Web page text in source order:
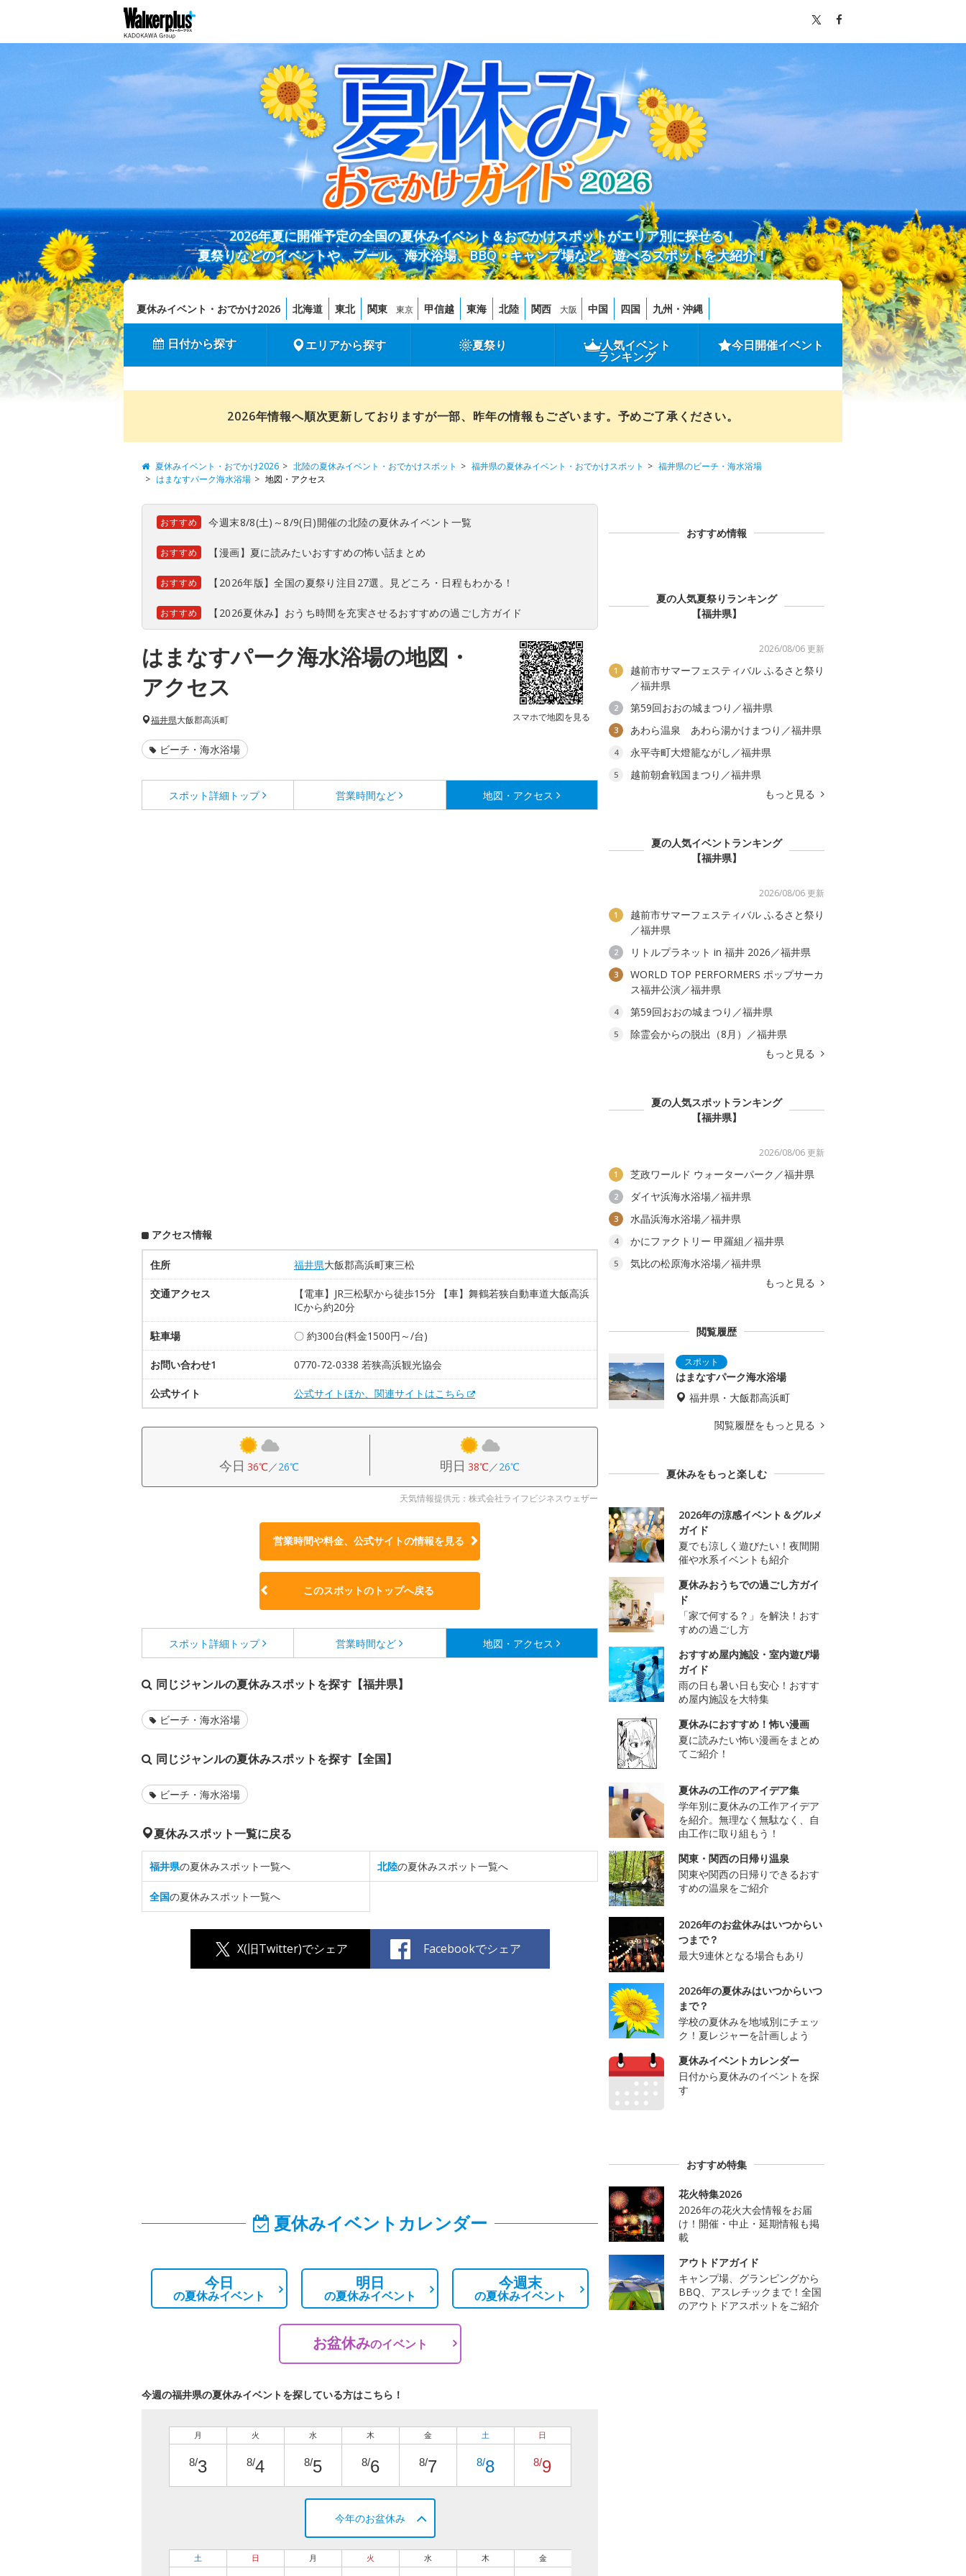
2026年夏に開催予定の全国の夏休みイベント＆おでかけスポットがエリア別に探せる！
夏祭りなどのイベントや、プール、海水浴場、BBQ・キャンプ場など、遊べるスポットを大紹介！
夏休みイベント・おでかけ2026 北海道 東北 関東 東京 甲信越 東海 北陸 関西 大阪 中国 四国 九州・沖縄
日付から探す エリアから探す 夏祭り 人気イベント
ランキング
今日開催イベント
2026年情報へ順次更新しておりますが一部、昨年の情報もございます。予めご了承ください。
夏休みイベント・おでかけ2026 北陸の夏休みイベント・おでかけスポット 福井県の夏休みイベント・おでかけスポット
福井県のビーチ・海水浴場
はまなすパーク海水浴場
地図・アクセス
おすすめ 今週末8/8(土)～8/9(日)開催の北陸の夏休みイベント一覧
おすすめ 【漫画】夏に読みたいおすすめの怖い話まとめ
おすすめ 【2026年版】全国の夏祭り注目27選。見どころ・日程もわかる！
おすすめ 【2026夏休み】おうち時間を充実させるおすすめの過ごし方ガイド
はまなすパーク海水浴場の地図・
アクセス
スマホで地図を見る
福井県大飯郡高浜町
ビーチ・海水浴場
スポット詳細 トップ 営業時間など 地図・アクセス
アクセス情報
住所 福井県大飯郡高浜町東三松
交通アクセス
【電車】JR三松駅から徒歩15分 【車】舞鶴若狭自動車道大飯高浜
ICから約20分
駐車場 〇 約300台(料金1500円～/台)
お問い合わせ1 0770-72-0338 若狭高浜観光協会
公式サイト 公式サイトほか、関連サイトはこちら
今日 36℃／26℃ 明日 38℃／26℃
天気情報提供元：株式会社ライフビジネスウェザー
営業時間や料金、公式サイトの情報を見る
このスポットのトップへ戻る
スポット詳細 トップ 営業時間など 地図・アクセス
同じジャンルの夏休みスポットを探す【福井県】
ビーチ・海水浴場
同じジャンルの夏休みスポットを探す【全国】
ビーチ・海水浴場
夏休みスポット一覧に戻る
福井県の夏休みスポット一覧へ 北陸の夏休みスポット一覧へ
全国の夏休みスポット一覧へ
X(旧Twitter)でシェア Facebookでシェア
夏休みイベントカレンダー
今日
の夏休みイベント
明日
の夏休みイベント
今週末
の夏休みイベント
お盆休みのイベント
今週の福井県の夏休みイベントを探している方はこちら！
月
8/3
火
8/4
水
8/5
木
8/6
金
8/7
土
8/8
日
8/9
今年のお盆休み
土 日 月 火 水 木 金
おすすめ情報
夏の人気夏祭りランキング
【福井県】
2026/08/06 更新
1
越前市サマーフェスティバル ふるさと祭り
／福井県
2 第59回おおの城まつり／福井県
3 あわら温泉 あわら湯かけまつり／福井県
4 永平寺町大燈籠ながし／福井県
5
越前朝倉戦国まつり／福井県
もっと見る
夏の人気イベントランキング
【福井県】
2026/08/06 更新
1
越前市サマーフェスティバル ふるさと祭り
／福井県
2 リトルプラネット in 福井 2026／福井県
3
WORLD TOP PERFORMERS ポップサーカ
ス福井公演／福井県
4 第59回おおの城まつり／福井県
5
除霊会からの脱出（8月）／福井県
もっと見る
夏の人気スポットランキング
【福井県】
2026/08/06 更新
1 芝政ワールド ウォーターパーク／福井県
2 ダイヤ浜海水浴場／福井県
3 水晶浜海水浴場／福井県
4 かにファクトリー 甲羅組／福井県
5
気比の松原海水浴場／福井県
もっと見る
閲覧履歴
はまなすパーク海水浴場
福井県・大飯郡高浜町
閲覧履歴をもっと見る
夏休みをもっと楽しむ
2026年の涼感イベント＆グルメ
ガイド
夏でも涼しく遊びたい！夜間開
催や水系イベントも紹介
夏休みおうちでの過ごし方ガイ
ド
「家で何する？」を解決！おす
すめの過ごし方
おすすめ屋内施設・室内遊び場
ガイド
雨の日も暑い日も安心！おすす
め屋内施設を大特集
夏休みにおすすめ！怖い漫画
夏に読みたい怖い漫画をまとめ
てご紹介！
夏休みの工作のアイデア集
学年別に夏休みの工作アイデア
を紹介。無理なく無駄なく、自
由工作に取り組もう！
関東・関西の日帰り温泉
関東や関西の日帰りできるおす
すめの温泉をご紹介
2026年のお盆休みはいつからい
つまで？
最大9連休となる場合もあり
2026年の夏休みはいつからいつ
まで？
学校の夏休みを地域別にチェッ
ク！夏レジャーを計画しよう
夏休みイベントカレンダー
日付から夏休みのイベントを探
す
おすすめ特集
花火特集2026
2026年の花火大会情報をお届
け！開催・中止・延期情報も掲
載
アウトドアガイド
キャンプ場、グランピングから
BBQ、アスレチックまで！全国
のアウトドアスポットをご紹介